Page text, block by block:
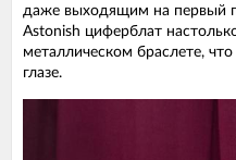
даже выходящим на первый
Astonish циферблат
металлическом браслете,
глазе.